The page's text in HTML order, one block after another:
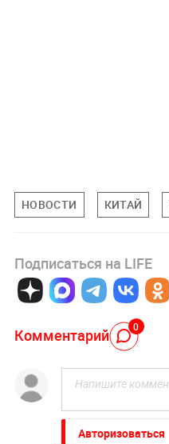
НОВОСТИ КИТАЙ
Подписаться на LIFE
Комментарий 0
Авторизоваться